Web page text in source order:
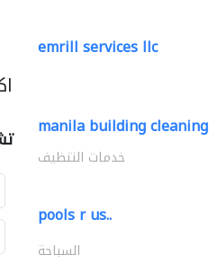
emrill services llc
manila building cleaning
خدمات التنظيف
pools r us..
السباحة